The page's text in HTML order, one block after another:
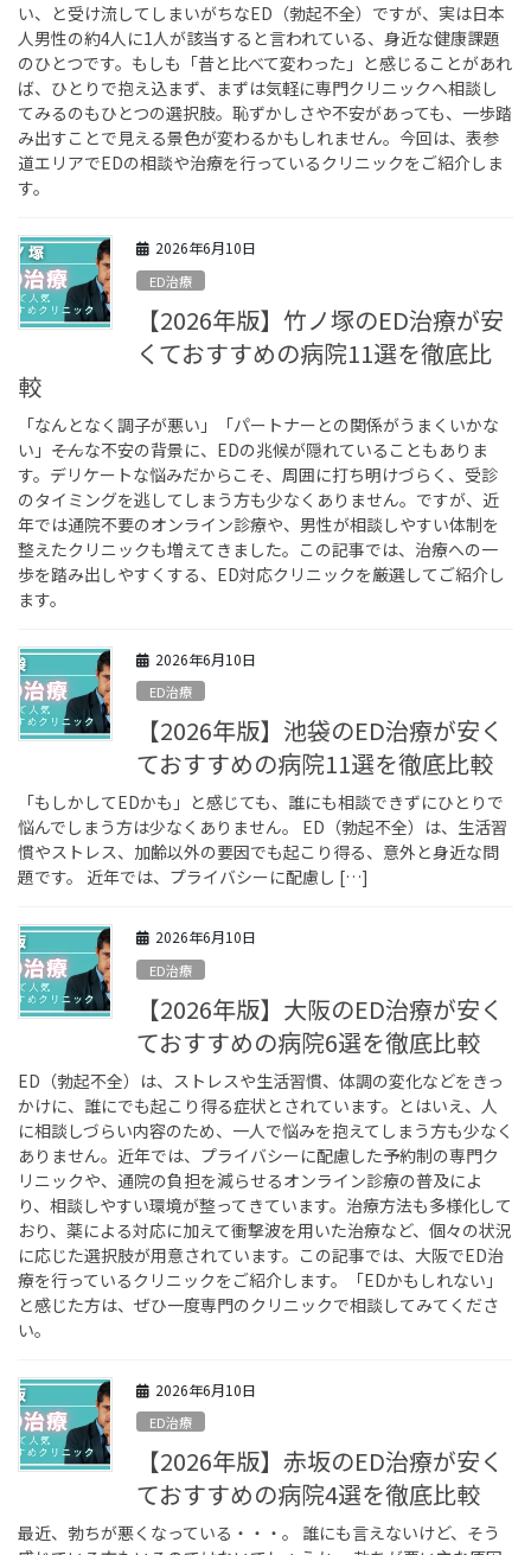
い、と受け流してしまいがちなED（勃起不全）ですが、実は日本
人男性の約4人に1人が該当すると言われている、身近な健康課題
のひとつです。もしも「昔と比べて変わった」と感じることがあれ
ば、ひとりで抱え込まず、まずは気軽に専門クリニックへ相談し
てみるのもひとつの選択肢。恥ずかしさや不安があっても、一歩踏
み出すことで見える景色が変わるかもしれません。今回は、表参
道エリアでEDの相談や治療を行っているクリニックをご紹介しま
す。
2026年6月10日
ED治療
【2026年版】竹ノ塚のED治療が安
くておすすめの病院11選を徹底比
較
「なんとなく調子が悪い」「パートナーとの関係がうまくいかな
い」――そんな不安の背景に、EDの兆候が隠れていることもありま
す。デリケートな悩みだからこそ、周囲に打ち明けづらく、受診
のタイミングを逃してしまう方も少なくありません。ですが、近
年では通院不要のオンライン診療や、男性が相談しやすい体制を
整えたクリニックも増えてきました。この記事では、治療への一
歩を踏み出しやすくする、ED対応クリニックを厳選してご紹介し
ます。
2026年6月10日
ED治療
【2026年版】池袋のED治療が安く
ておすすめの病院11選を徹底比較
「もしかしてEDかも」と感じても、誰にも相談できずにひとりで
悩んでしまう方は少なくありません。 ED（勃起不全）は、生活習
慣やストレス、加齢以外の要因でも起こり得る、意外と身近な問
題です。 近年では、プライバシーに配慮し […]
2026年6月10日
ED治療
【2026年版】大阪のED治療が安く
ておすすめの病院6選を徹底比較
ED（勃起不全）は、ストレスや生活習慣、体調の変化などをきっ
かけに、誰にでも起こり得る症状とされています。とはいえ、人
に相談しづらい内容のため、一人で悩みを抱えてしまう方も少なく
ありません。近年では、プライバシーに配慮した予約制の専門ク
リニックや、通院の負担を減らせるオンライン診療の普及によ
り、相談しやすい環境が整ってきています。治療方法も多様化して
おり、薬による対応に加えて衝撃波を用いた治療など、個々の状況
に応じた選択肢が用意されています。この記事では、大阪でED治
療を行っているクリニックをご紹介します。「EDかもしれない」
と感じた方は、ぜひ一度専門のクリニックで相談してみてくださ
い。
2026年6月10日
ED治療
【2026年版】赤坂のED治療が安く
ておすすめの病院4選を徹底比較
最近、勃ちが悪くなっている・・・。 誰にも言えないけど、そう